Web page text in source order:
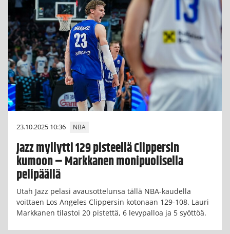
23.10.2025 10:36 NBA
Jazz myllytti 129 pisteellä Clippersin
kumoon – Markkanen monipuolisella
pelipäällä
Utah Jazz pelasi avausottelunsa tällä NBA-kaudella
voittaen Los Angeles Clippersin kotonaan 129-108. Lauri
Markkanen tilastoi 20 pistettä, 6 levypalloa ja 5 syöttöä.